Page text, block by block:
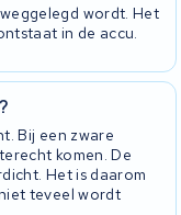
wordt. Het
in de accu.
Bij een zware
komen. De
Het is daarom
teveel wordt